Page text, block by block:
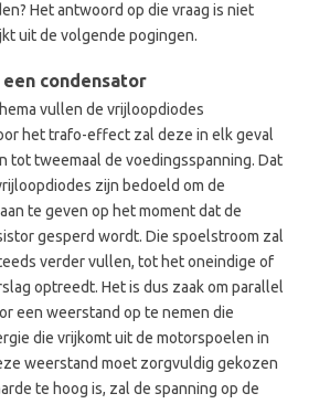
Het antwoord op die vraag is niet
uit de volgende pogingen.
een condensator
vullen de vrijloopdiodes
het trafo-effect zal deze in elk geval
tot tweemaal de voedingsspanning. Dat
zijn bedoeld om de
te geven op het moment dat de
gesperd wordt. Die spoelstroom zal
verder vullen, tot het oneindige of
optreedt. Het is dus zaak om parallel
een weerstand op te nemen die
die vrijkomt uit de motorspoelen in
weerstand moet zorgvuldig gekozen
te hoog is, zal de spanning op de